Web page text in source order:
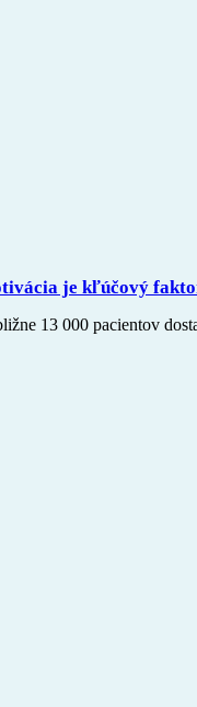
je kľúčový
13 000 pacientov